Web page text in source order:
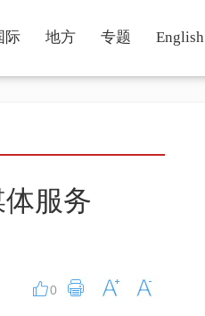
际 地方 专题 English
服务
0